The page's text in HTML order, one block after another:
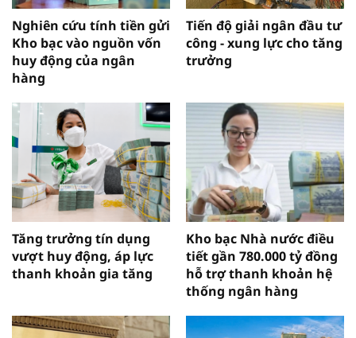
Nghiên cứu tính tiền gửi
Kho bạc vào nguồn vốn
huy động của ngân
hàng
Tiến độ giải ngân đầu tư
công - xung lực cho tăng
trưởng
Tăng trưởng tín dụng
vượt huy động, áp lực
thanh khoản gia tăng
Kho bạc Nhà nước điều
tiết gần 780.000 tỷ đồng
hỗ trợ thanh khoản hệ
thống ngân hàng